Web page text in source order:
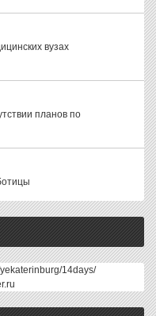
вузах
планов по
14days/